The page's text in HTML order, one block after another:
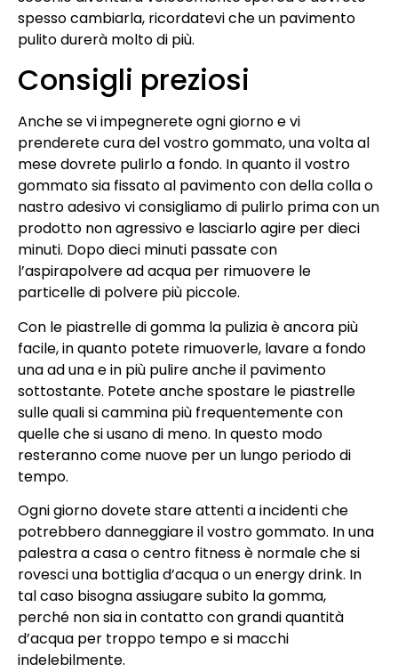
spesso cambiarla, ricordatevi che un pavimento
pulito durerà molto di più.
Consigli preziosi
Anche se vi impegnerete ogni giorno e vi
prenderete cura del vostro gommato, una volta al
mese dovrete pulirlo a fondo. In quanto il vostro
gommato sia fissato al pavimento con della colla o
nastro adesivo vi consigliamo di pulirlo prima con un
prodotto non agressivo e lasciarlo agire per dieci
minuti. Dopo dieci minuti passate con
l’aspirapolvere ad acqua per rimuovere le
particelle di polvere più piccole.
Con le piastrelle di gomma la pulizia è ancora più
facile, in quanto potete rimuoverle, lavare a fondo
una ad una e in più pulire anche il pavimento
sottostante. Potete anche spostare le piastrelle
sulle quali si cammina più frequentemente con
quelle che si usano di meno. In questo modo
resteranno come nuove per un lungo periodo di
tempo.
Ogni giorno dovete stare attenti a incidenti che
potrebbero danneggiare il vostro gommato. In una
palestra a casa o centro fitness è normale che si
rovesci una bottiglia d’acqua o un energy drink. In
tal caso bisogna assiugare subito la gomma,
perché non sia in contatto con grandi quantità
d’acqua per troppo tempo e si macchi
indelebilmente.